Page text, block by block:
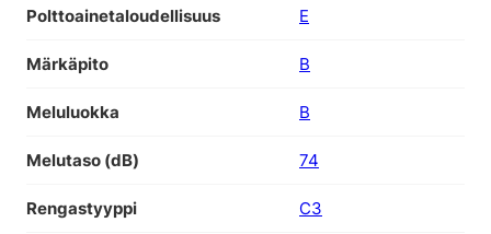
Polttoainetaloudellisuus E
Märkäpito B
Meluluokka B
Melutaso (dB) 74
Rengastyyppi C3